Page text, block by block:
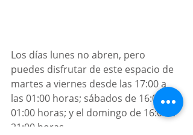
Los días lunes no abren, pero
puedes disfrutar de este espacio de
martes a viernes desde las 17:00 a
las 01:00 horas; sábados de 16:00 a
01:00 horas; y el domingo de 16:00 a
21:00 horas.